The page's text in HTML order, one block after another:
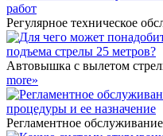
Регулярное техническое
Автовышка с вылетом
more»
Регламентное